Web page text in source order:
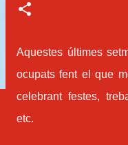
Aquestes últimes
ocupats fent el que
celebrant festes,
etc.